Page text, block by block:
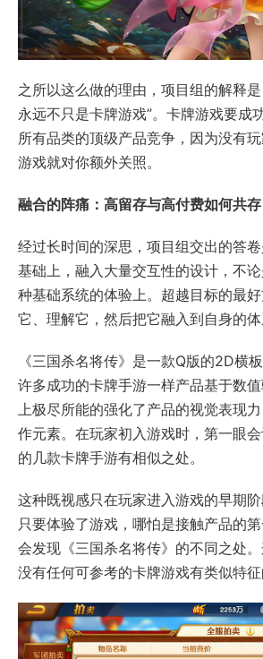
之所以这么做的理由，项目组的解释
永远不只是卡牌游戏”。卡牌游戏要成
所有品类的顶级产品竞争，因为没有
游戏就对你额外关照。
融合的阵痛：高留存与高付费如何共存
经过长时间的深思，项目组交出的答
基础上，融入大量交互性的设计，不
种基础系统的体验上。超越目标的最
它、理解它，然后把它融入到自身的体
《三国杀名将传》是一款Q版的2D横
许多成功的卡牌手游一样产品基于数
上极尽所能的强化了产品的视觉表现
作元素。在玩家初入游戏时，第一眼
的几款卡牌手游有相似之处。
这种既视感只在玩家进入游戏的早期阶
只要体验了游戏，哪怕是接触产品的
会发现《三国杀名将传》的不同之处
没有任何可参考的卡牌游戏有类似特征